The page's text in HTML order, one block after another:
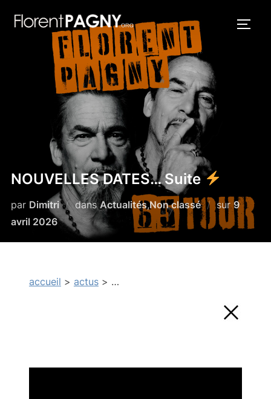
NOUVELLES DATES… Suite
par Dimitri dansActualités,Non classé surPublié
le
9
avril 2026
accueil > actus> …